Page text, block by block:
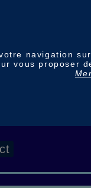
navigation
vous proposer